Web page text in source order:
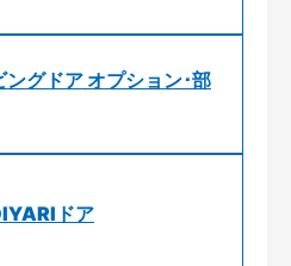
グドア オプション･部
ドア